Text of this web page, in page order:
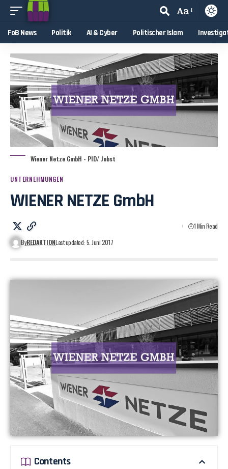
Aa
FoB News Politik AI & Cyber Politischer Islam
Wiener Netze GmbH - PID/ Jobst
UNTERNEHMUNGEN
WIENER NETZE GmbH
ByREDAKTIONLast updated: 5. Juni 2017
1 Min Read
Contents